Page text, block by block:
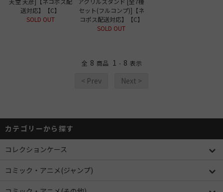
送対応】【C】
SOLD OUT
セット(フルコンプ)]【ネ
コポス配送対応】【C】
SOLD OUT
全 8 商品 1 - 8 表示
< Prev Next >
カテゴリーから探す
コレクションケース
コミック・アニメ(ジャンプ)